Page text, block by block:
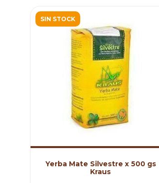
SIN STOCK
Yerba Mate Silvestre x 500 gs
Kraus